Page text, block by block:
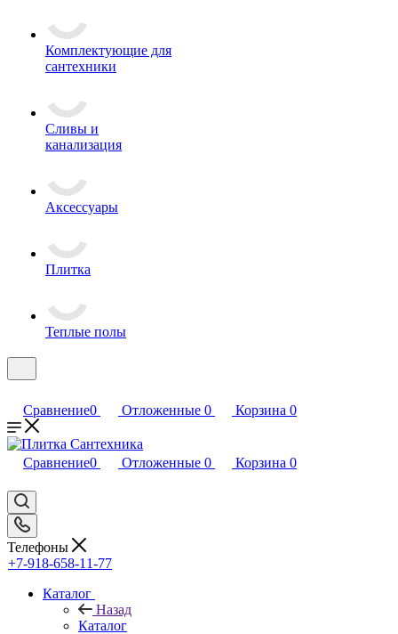
Комплектующие для
сантехники
Сливы и
канализация
Аксессуары
Плитка
Теплые полы
Сравнение0 Отложенные 0 Корзина 0
Сравнение0 Отложенные 0 Корзина 0
Телефоны
+7-918-658-11-77
Каталог
Назад
Каталог